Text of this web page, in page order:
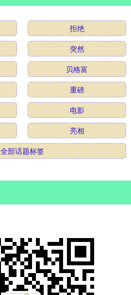
拒绝
突然
贝格富
重磅
电影
亮相
全部话题标签